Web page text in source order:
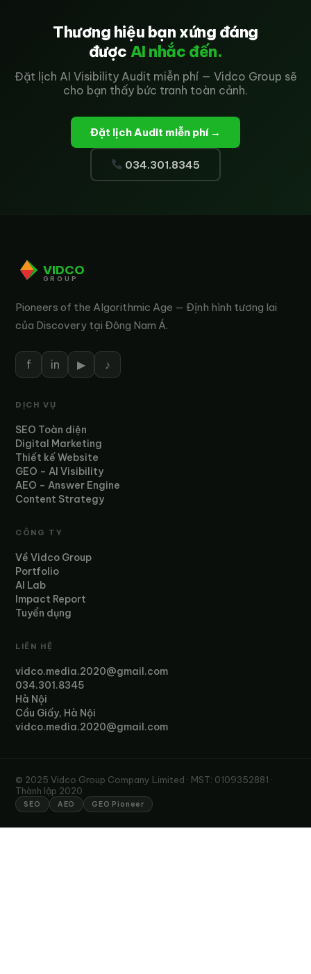
Thương hiệu bạn xứng đáng
được AI nhắc đến.
Đặt lịch AI Visibility Audit miễn phí — Vidco Group sẽ
cho bạn thấy bức tranh toàn cảnh.
Đặt lịch Audit miễn phí →
034.301.8345
VIDCO
GROUP
Pioneers of the Algorithmic Age — Định hình tương lai
của Discovery tại Đông Nam Á.
f in ▶ ♪
DỊCH VỤ
SEO Toàn diện
Digital Marketing
Thiết kế Website
GEO – AI Visibility
AEO – Answer Engine
Content Strategy
CÔNG TY
Về Vidco Group
Portfolio
AI Lab
Impact Report
Tuyển dụng
LIÊN HỆ
vidco.media.2020@gmail.com
034.301.8345
Hà Nội
Cầu Giấy, Hà Nội
vidco.media.2020@gmail.com
© 2025 Vidco Group Company Limited · MST: 0109352881 ·
Thành lập 2020
SEO AEO GEO Pioneer